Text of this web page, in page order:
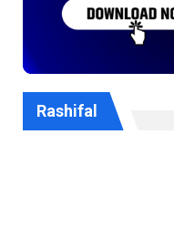
Rashifal